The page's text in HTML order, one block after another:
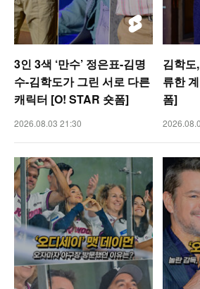
3인 3색 ‘만수’ 정은표-김명
수-김학도가 그린 서로 다른
캐릭터 [O! STAR 숏폼]
2026.08.03 21:30
김학도
류한
폼]